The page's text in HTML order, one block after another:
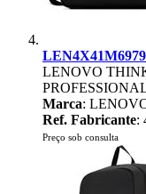
LENOVO
Marca:
Ref. Fabricante:
Preço sob consulta